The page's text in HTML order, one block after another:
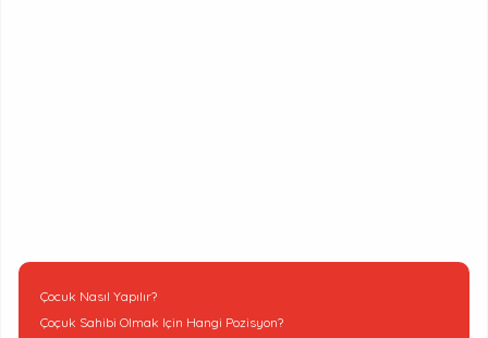
Çocuk Nasıl Yapılır?
Çoçuk Sahibi Olmak Için Hangi Pozisyon?